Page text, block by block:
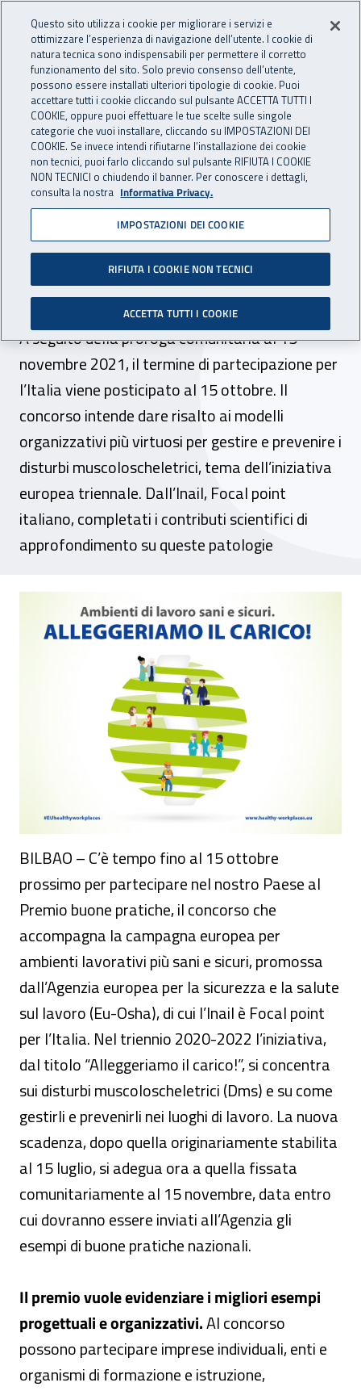
INAIL - Istituto Nazionale
Apri cerca
Navigazione principale
Navigazione - Ti trovi in:
Home Inail comunica News
17 marzo 2021
Campagna Eu-Osha 2020-
2022, rinviate le scadenze
del Premio buone pratiche
A seguito della proroga comunitaria al 15
novembre 2021, il termine di partecipazione per
l’Italia viene posticipato al 15 ottobre. Il
concorso intende dare risalto ai modelli
organizzativi più virtuosi per gestire e prevenire i
disturbi muscoloscheletrici, tema dell’iniziativa
europea triennale. Dall’Inail, Focal point
italiano, completati i contributi scientifici di
approfondimento su queste patologie
Campagna Eu-Osha 2020-2022,
BILBAO – C’è tempo fino al 15 ottobre
prossimo per partecipare nel nostro Paese al
Premio buone pratiche, il concorso che
accompagna la campagna europea per
ambienti lavorativi più sani e sicuri, promossa
dall’Agenzia europea per la sicurezza e la salute
sul lavoro (Eu-Osha), di cui l’Inail è Focal point
per l’Italia. Nel triennio 2020-2022 l’iniziativa,
dal titolo “Alleggeriamo il carico!”, si concentra
sui disturbi muscoloscheletrici (Dms) e su come
gestirli e prevenirli nei luoghi di lavoro. La nuova
scadenza, dopo quella originariamente stabilita
al 15 luglio, si adegua ora a quella fissata
comunitariamente al 15 novembre, data entro
cui dovranno essere inviati all’Agenzia gli
esempi di buone pratiche nazionali.
Il premio vuole evidenziare i migliori esempi
progettuali e organizzativi.Al concorso
possono partecipare imprese individuali, enti e
organismi di formazione e istruzione,
Questo sito utilizza i cookie per migliorare i servizi e
ottimizzare l’esperienza di navigazione dell’utente. I cookie di
natura tecnica sono indispensabili per permettere il corretto
funzionamento del sito. Solo previo consenso dell’utente,
possono essere installati ulteriori tipologie di cookie. Puoi
accettare tutti i cookie cliccando sul pulsante ACCETTA TUTTI I
COOKIE, oppure puoi effettuare le tue scelte sulle singole
categorie che vuoi installare, cliccando su IMPOSTAZIONI DEI
COOKIE. Se invece intendi rifiutarne l’installazione dei cookie
non tecnici, puoi farlo cliccando sul pulsante RIFIUTA I COOKIE
NON TECNICI o chiudendo il banner. Per conoscere i dettagli,
consulta la nostra Informativa Privacy.
IMPOSTAZIONI DEI COOKIE
RIFIUTA I COOKIE NON TECNICI
ACCETTA TUTTI I COOKIE